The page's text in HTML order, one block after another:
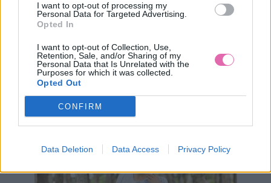
I want to opt-out of processing my
Personal Data for Targeted Advertising.
Opted In
I want to opt-out of Collection, Use,
Retention, Sale, and/or Sharing of my
Personal Data that Is Unrelated with the
Purposes for which it was collected.
Opted Out
CONFIRM
Data Deletion Data Access Privacy Policy
CHI CHI LONDON KVETINOVÉ MIDI ŠATY GREEN